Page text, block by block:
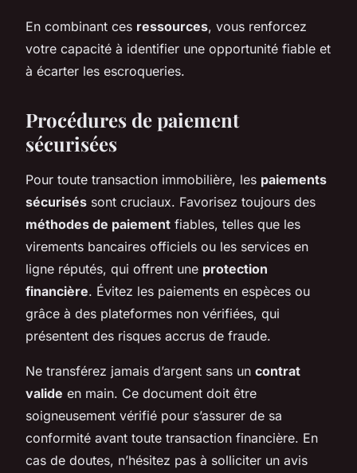
En combinant ces ressources, vous renforcez
votre capacité à identifier une opportunité fiable et
à écarter les escroqueries.
Procédures de paiement
sécurisées
Pour toute transaction immobilière, les paiements
sécurisés sont cruciaux. Favorisez toujours des
méthodes de paiement fiables, telles que les
virements bancaires officiels ou les services en
ligne réputés, qui offrent une protection
financière. Évitez les paiements en espèces ou
grâce à des plateformes non vérifiées, qui
présentent des risques accrus de fraude.
Ne transférez jamais d’argent sans un contrat
valide en main. Ce document doit être
soigneusement vérifié pour s’assurer de sa
conformité avant toute transaction financière. En
cas de doutes, n’hésitez pas à solliciter un avis